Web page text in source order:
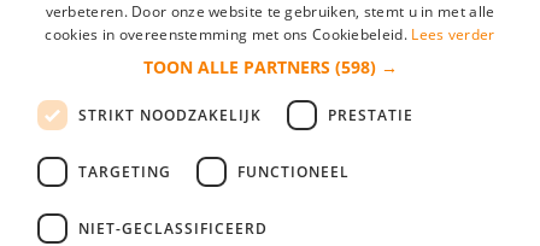
*
login gegevens onthouden
login
Bedrijf aanmelden
verbeteren. Door onze website te gebruiken, stemt u in met alle
cookies in overeenstemming met ons Cookiebeleid. Lees verder
TOON ALLE PARTNERS (598) →
STRIKT NOODZAKELIJK PRESTATIE
TARGETING FUNCTIONEEL
NIET-GECLASSIFICEERD